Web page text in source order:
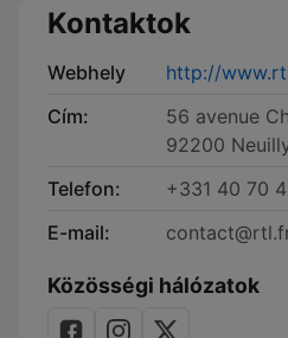
Kontaktok
Webhely
http://
Cím:
56 avenue
92200
Telefon:
+331 40 70
E-mail:
Közösségi hálózatok